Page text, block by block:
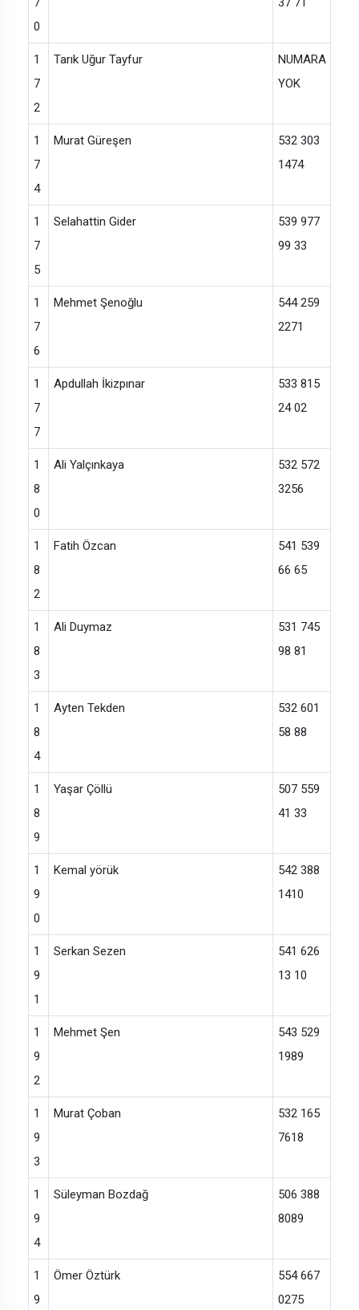
0
1
7
2
Tarık Uğur Tayfur
NUMARA
YOK
1
7
4
Murat Güreşen
532 303
1474
1
7
5
Selahattin Gider
539 977
99 33
1
7
6
Mehmet Şenoğlu
544 259
2271
1
7
7
Apdullah İkizpınar
533 815
24 02
1
8
0
Ali Yalçınkaya
532 572
3256
1
8
2
Fatih Özcan
541 539
66 65
1
8
3
Ali Duymaz
531 745
98 81
1
8
4
Ayten Tekden
532 601
58 88
1
8
9
Yaşar Çöllü
507 559
41 33
1
9
0
Kemal yörük
542 388
1410
1
9
1
Serkan Sezen
541 626
13 10
1
9
2
Mehmet Şen
543 529
1989
1
9
3
Murat Çoban
532 165
7618
1
9
4
Süleyman Bozdağ
506 388
8089
1
9
Ömer Öztürk
554 667
0275